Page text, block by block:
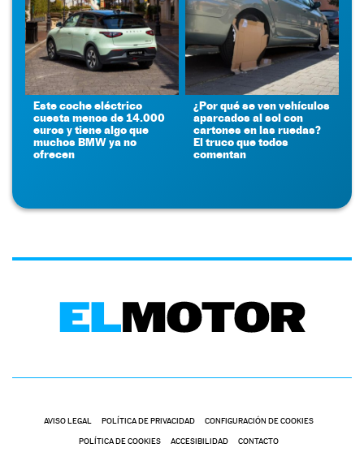
Este coche eléctrico
cuesta menos de 14.000
euros y tiene algo que
muchos BMW ya no
ofrecen
¿Por qué se ven vehículos
aparcados al sol con
cartones en las ruedas?
El truco que todos
comentan
AVISO LEGAL POLÍTICA DE PRIVACIDAD CONFIGURACIÓN DE COOKIES
POLÍTICA DE COOKIES ACCESIBILIDAD CONTACTO